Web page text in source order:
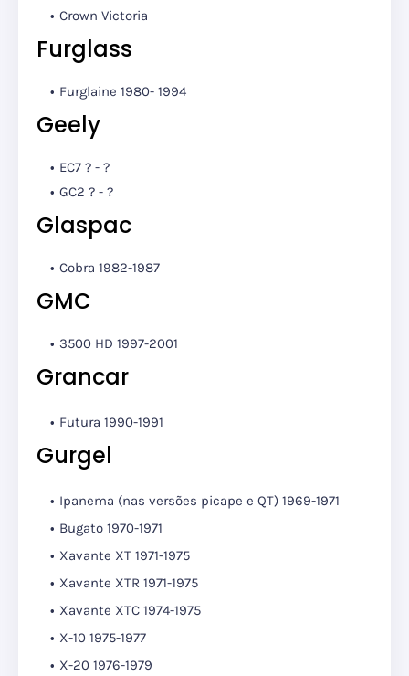
Crown Victoria
Furglass
Furglaine 1980- 1994
Geely
EC7 ? - ?
GC2 ? - ?
Glaspac
Cobra 1982-1987
GMC
3500 HD 1997-2001
Grancar
Futura 1990-1991
Gurgel
Ipanema (nas versões picape e QT) 1969-1971
Bugato 1970-1971
Xavante XT 1971-1975
Xavante XTR 1971-1975
Xavante XTC 1974-1975
X-10 1975-1977
X-20 1976-1979